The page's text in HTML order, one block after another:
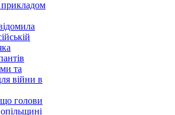
прикладом
та
війни в
голови